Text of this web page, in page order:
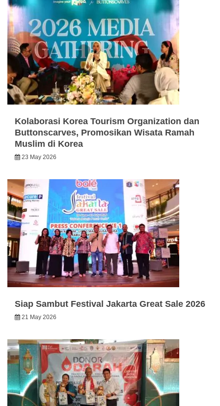
Kolaborasi Korea Tourism Organization dan
Buttonscarves, Promosikan Wisata Ramah
Muslim di Korea
23 May 2026
Siap Sambut Festival Jakarta Great Sale 2026
21 May 2026